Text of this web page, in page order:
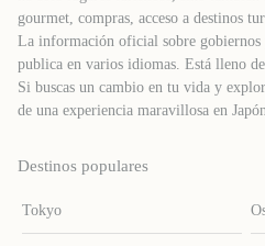
gourmet, compras, acceso a destinos
La información oficial sobre gobiernos
publica en varios idiomas. Está lleno
Si buscas un cambio en tu vida y
de una experiencia maravillosa en
Destinos populares
Tokyo